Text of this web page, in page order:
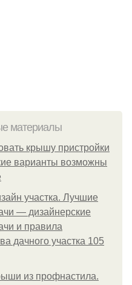
материалы
крышу пристройки
варианты возможны
участка. Лучшие
— дизайнерские
и правила
дачного участка 105
из профнастила.